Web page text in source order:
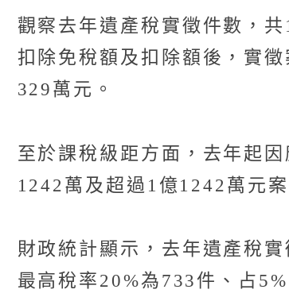
觀察去年遺產稅實徵件數，
扣除免稅額及扣除額後，實
329萬元。
至於課稅級距方面，去年起
1242萬及超過1億1242萬元
財政統計顯示，去年遺產稅
最高稅率20%為733件、占